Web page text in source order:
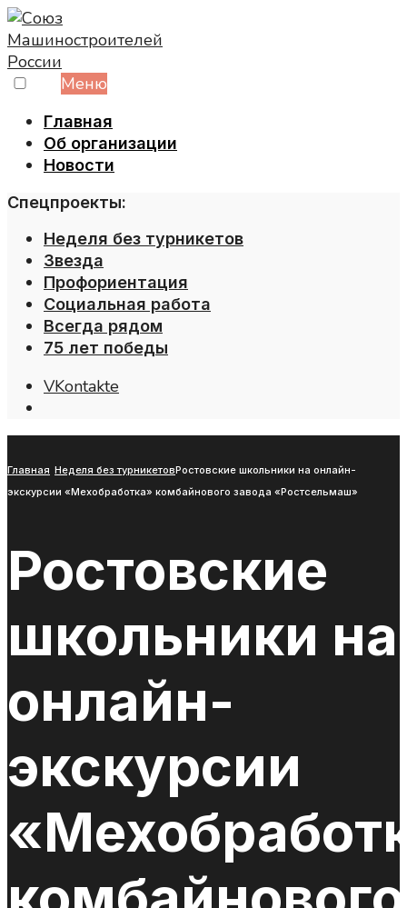
Skip
to
content
Меню
Главная
Об организации
Новости
Спецпроекты:
Неделя без турникетов
Звезда
Профориентация
Социальная работа
Всегда рядом
75 лет победы
VKontakte
Главная Неделя без турникетовРостовские школьники на онлайн-
экскурсии «Мехобработка» комбайнового завода «Ростсельмаш»
Ростовские
школьники на
онлайн-
экскурсии